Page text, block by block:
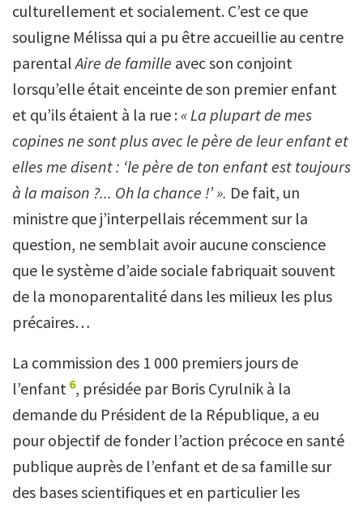
culturellement et socialement. C’est ce que
souligne Mélissa qui a pu être accueillie au centre
parentalAire de famille avec son conjoint
lorsqu’elle était enceinte de son premier enfant
et qu’ils étaient à la rue : « La plupart de mes
copines ne sont plus avec le père de leur enfant et
elles me disent : ‘le père de ton enfant est toujours
à la maison ?... Oh la chance !’ ». De fait, un
ministre que j’interpellais récemment sur la
question, ne semblait avoir aucune conscience
que le système d’aide sociale fabriquait souvent
de la monoparentalité dans les milieux les plus
précaires…
La commission des 1 000 premiers jours de
l’enfant 6, présidée par Boris Cyrulnik à la
demande du Président de la République, a eu
pour objectif de fonder l’action précoce en santé
publique auprès de l’enfant et de sa famille sur
des bases scientifiques et en particulier les